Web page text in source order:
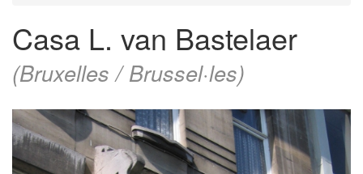
Casa L. van Bastelaer
(Bruxelles / Brussel·les)